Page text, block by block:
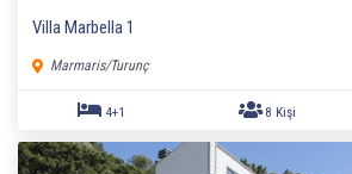
Villa Marbella 1
Marmaris/Turunç